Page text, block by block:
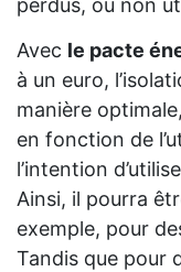
perdus, ou non
Avec le pacte
à un euro,
manière
en fonction de
l’intention
Ainsi, il pourra
exemple, pour
Tandis que pour